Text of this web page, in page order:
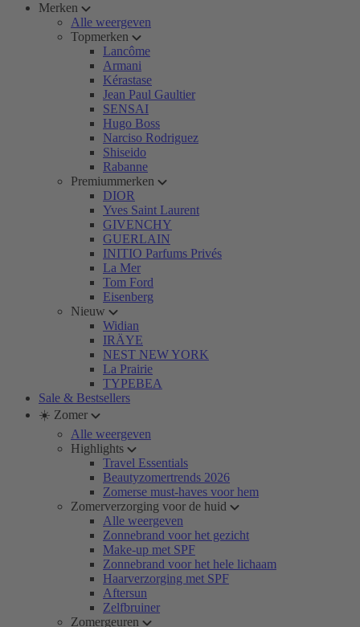
Merken
Alle weergeven
Topmerken
Lancôme
Armani
Kérastase
Jean Paul Gaultier
SENSAI
Hugo Boss
Narciso Rodriguez
Shiseido
Rabanne
Premiummerken
DIOR
Yves Saint Laurent
GIVENCHY
GUERLAIN
INITIO Parfums Privés
La Mer
Tom Ford
Eisenberg
Nieuw
Widian
IRÄYE
NEST NEW YORK
La Prairie
TYPEBEA
Sale & Bestsellers
☀️ Zomer
Alle weergeven
Highlights
Travel Essentials
Beautyzomertrends 2026
Zomerse must-haves voor hem
Zomerverzorging voor de huid
Alle weergeven
Zonnebrand voor het gezicht
Make-up met SPF
Zonnebrand voor het hele lichaam
Haarverzorging met SPF
Aftersun
Zelfbruiner
Zomergeuren